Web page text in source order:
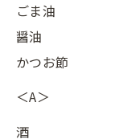
ごま油
醤油
かつお節
＜A＞
酒